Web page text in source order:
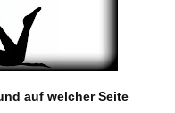
auf welcher Seite